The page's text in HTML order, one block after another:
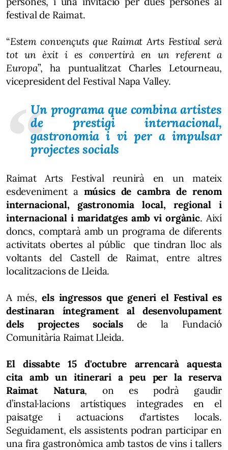
festival de Raimat.
“Estem convençuts que Raimat Arts Festival serà
tot un èxit i es convertirà en un referent a
Europa”, ha puntualitzat Charles Letourneau,
vicepresident del Festival Napa Valley.
Un programa que combina artistes
de prestigi internacional,
gastronomia i vi per a impulsar
projectes socials
Raimat Arts Festival reunirà en un mateix
esdeveniment a músics de cambra de renom
internacional, gastronomia local, regional i
internacional i maridatges amb vi orgànic. Així
doncs, comptarà amb un programa de diferents
activitats obertes al públic que tindran lloc als
voltants del Castell de Raimat, entre altres
localitzacions de Lleida.
A més,els ingressos que generi el Festival es
destinaran íntegrament al desenvolupament
dels projectes socialsde la Fundació
Comunitària Raimat Lleida.
El dissabte 15 d'octubre arrencarà aquesta
cita amb un itinerari a peu per la reserva
Raimat Natura, on es podrà gaudir
d’instal·lacions artístiques integrades en el
paisatge i actuacions d'artistes locals.
Seguidament, els assistents podran participar en
una fira gastronòmica amb tastos de vins i tallers